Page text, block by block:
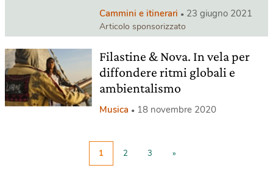
Cammini e itinerari 23 giugno 2021
Articolo sponsorizzato
Filastine & Nova. In vela per
diffondere ritmi globali e
ambientalismo
Musica 18 novembre 2020
1 2 3 »